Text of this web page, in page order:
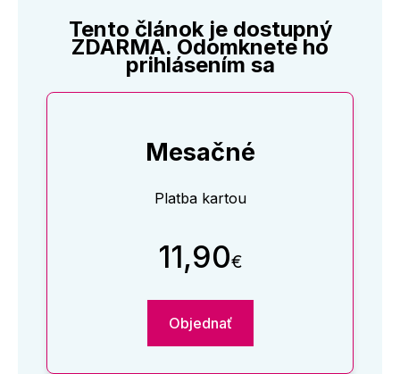
Tento článok je dostupný
ZDARMA. Odomknete ho
prihlásením sa
Mesačné
Platba kartou
11,90€
Objednať